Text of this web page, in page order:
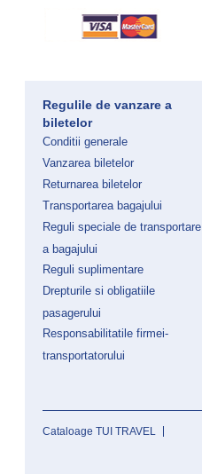
Regulile de vanzare a
biletelor
Conditii generale
Vanzarea biletelor
Returnarea biletelor
Transportarea bagajului
Reguli speciale de transportare
a bagajului
Reguli suplimentare
Drepturile si obligatiile
pasagerului
Responsabilitatile firmei-
transportatorului
Cataloage TUI TRAVEL